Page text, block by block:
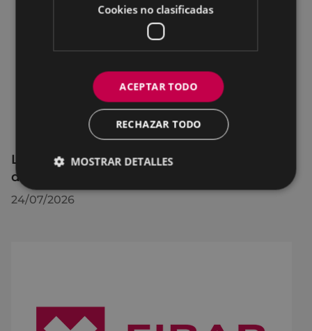
La OMIC permanecerá cerrada hasta el 24
de agosto
24/07/2026
Cookies no clasificadas
ACEPTAR TODO
RECHAZAR TODO
MOSTRAR DETALLES